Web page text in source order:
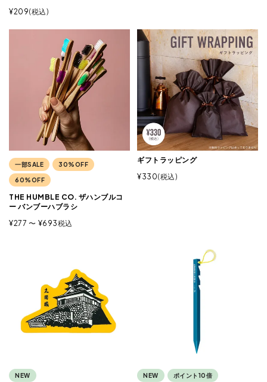
¥209 税込
一部SALE 30%OFF
60%OFF
THE HUMBLE CO. ザハンブルコ
ー バンブーハブラシ
¥277 〜 ¥693税込
ギフトラッピング
¥330 税込
NEW NEW ポイント10倍